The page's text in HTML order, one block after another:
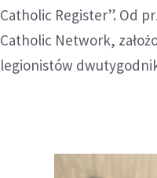
Catholic Register”. Od
Catholic Network,
legionistów